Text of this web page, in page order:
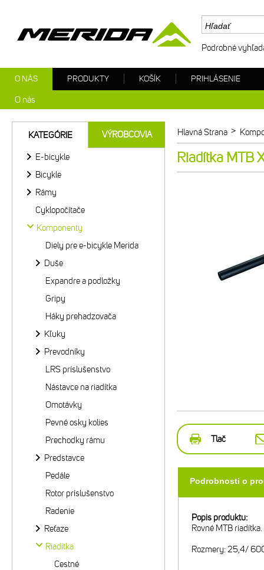
Hlavná Strana >
Riadítka MTB
Tlač
Podrobnosti o
Popis produktu:
Rovné MTB riadítka.
Rozmery: 25,4/
KATEGÓRIE VÝROBCOVIA
E-bicykle
Bicykle
Rámy
Cyklopočítače
Komponenty
Diely pre e-bicykle Merida
Duše
Expandre a podložky
Gripy
Háky prehadzovača
Kľuky
Prevodníky
LRS príslušenstvo
Nástavce na riadítka
Omotávky
Pevné osky kolies
Prechodky rámu
Predstavce
Pedále
Rotor príslušenstvo
Radenie
Reťaze
Riadítka
Cestné
Podrobné
O NÁS
O nás
PRODUKTY KOŠÍK PRIHLÁSENIE